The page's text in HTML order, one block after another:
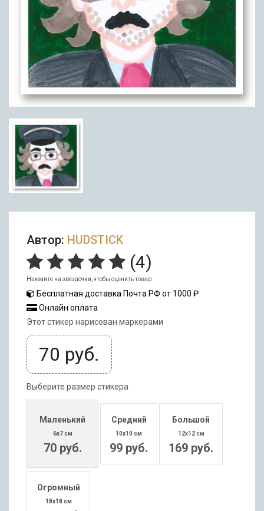
Автор: HUDSTICK
(4)
Нажмите на звездочки, чтобы оценить товар
Бесплатная доставка Почта РФ от 1000 ₽
Онлайн оплата
Этот стикер нарисован маркерами
70 руб.
Выберите размер стикера
Маленький
6x7 см
70 руб.
Средний
10x10 см
99 руб.
Большой
12x12 см
169 руб.
Огромный
18x18 см